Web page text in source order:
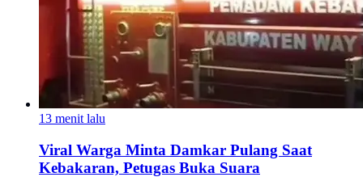
13 menit lalu
Viral Warga Minta Damkar Pulang Saat
Kebakaran, Petugas Buka Suara